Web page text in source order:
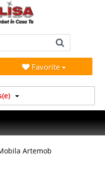
Favorite
Artemob